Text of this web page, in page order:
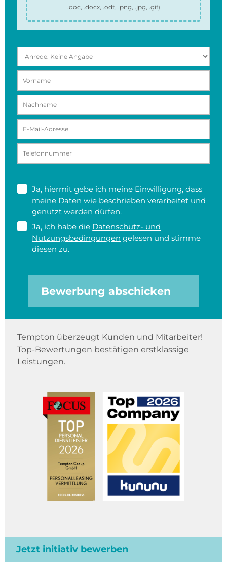
.doc, .docx, .odt, .png, .jpg, .gif)
Ja, hiermit gebe ich meine Einwilligung, dass
meine Daten wie beschrieben verarbeitet und
genutzt werden dürfen.
Ja, ich habe die Datenschutz- und
Nutzungsbedingungen gelesen und stimme
diesen zu.
Bewerbung abschicken
Tempton überzeugt Kunden und Mitarbeiter!
Top-Bewertungen bestätigen erstklassige
Leistungen.
Jetzt initiativ bewerben